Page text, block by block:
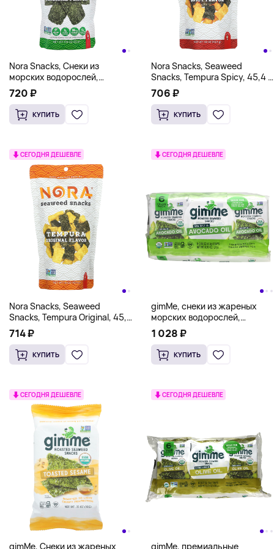
Nora Snacks, Снеки из
морских водорослей,
оригинальный хрустящий, 32
г (1,13 унции)
720 ₽
КУПИТЬ
Nora Snacks, Seaweed
Snacks, Tempura Spicy, 45,4 г
(1,6 унции)
706 ₽
КУПИТЬ
СЕГОДНЯ ДЕШЕВЛЕ
Nora Snacks, Seaweed
Snacks, Tempura Original, 45,4
г (1,6 унции)
714 ₽
КУПИТЬ
СЕГОДНЯ ДЕШЕВЛЕ
gimMe, снеки из жареных
морских водорослей,
морская соль и масло
авокадо, 6 пакетиков по 4,5 г
(0,16 унции)
1 028 ₽
КУПИТЬ
СЕГОДНЯ ДЕШЕВЛЕ
gimMe, Снеки из жареных
СЕГОДНЯ ДЕШЕВЛЕ
gimMe, премиальные